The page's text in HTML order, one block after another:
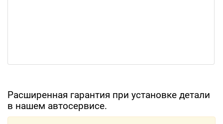
Расширенная гарантия при установке детали
в нашем автосервисе.